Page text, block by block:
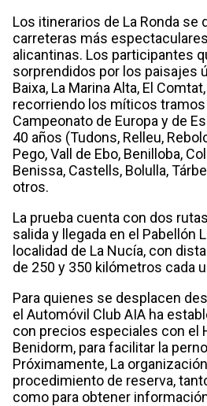
Los itinerarios de La Ronda se
carreteras más
alicantinas. Los participantes
sorprendidos por los paisajes
Baixa, La Marina Alta, El Comtat,
recorriendo los míticos tramos
Campeonato de Europa y de
40 años (Tudons, Relleu,
Pego, Vall de Ebo, Benilloba,
Benissa, Castells, Bolulla,
otros.
La prueba cuenta con dos
salida y llegada en el Pabellón
localidad de La Nucía, con
de 250 y 350 kilómetros cada
Para quienes se desplacen
el Automóvil Club AIA ha
con precios especiales con el
Benidorm, para facilitar la
Próximamente, La
procedimiento de reserva,
como para obtener